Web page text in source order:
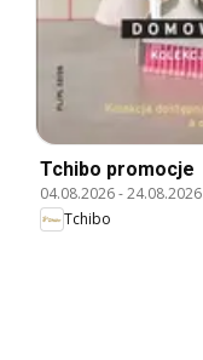
Tchibo promocje
04.08.2026-24.08.2026
Tchibo